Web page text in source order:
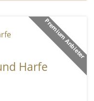
Premium Anbieter
Harfe